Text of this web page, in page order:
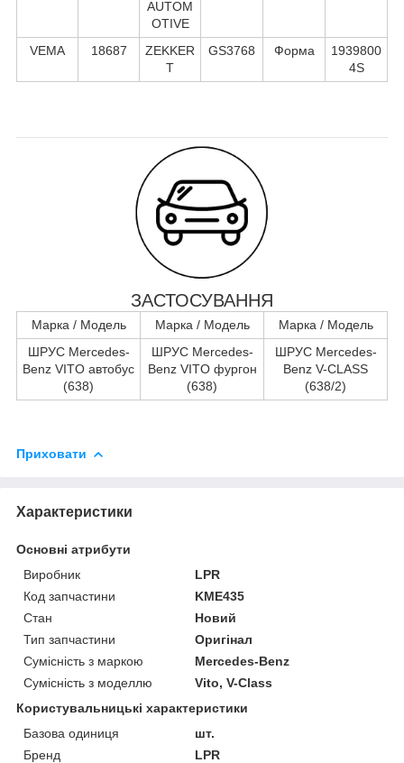
AUTOM
OTIVE
VEMA
18687
ZEKKER
T
GS3768 Форма
1939800
4S
ЗАСТОСУВАННЯ
Марка / Модель Марка / Модель
Марка / Модель
ШРУС Mercedes-
Benz VITO автобус
(638)
ШРУС Mercedes-
Benz VITO фургон
(638)
ШРУС Mercedes-
Benz V-CLASS
(638/2)
Приховати
Характеристики
Основні атрибути
Виробник
LPR
Код запчастини
KME435
Стан
Новий
Тип запчастини
Оригінал
Сумісність з маркою
Mercedes-Benz
Сумісність з моделлю
Vito, V-Class
Користувальницькі характеристики
Базова одиниця
шт.
Бренд
LPR